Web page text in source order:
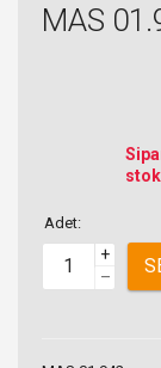
MAS
Adet:
+
–